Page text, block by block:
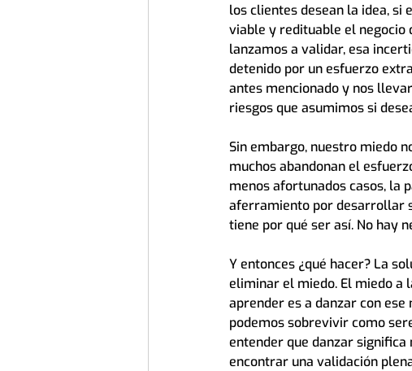
los clientes desean la idea, si
viable y redituable el negocio
lanzamos a validar, esa
detenido por un esfuerzo
antes mencionado y nos
riesgos que asumimos si
Sin embargo, nuestro miedo
muchos abandonan el
menos afortunados casos, la
aferramiento por desarrollar
tiene por qué ser así. No hay
Y entonces ¿qué hacer? La
eliminar el miedo. El miedo a
aprender es a danzar con
podemos sobrevivir como
entender que danzar
encontrar una validación